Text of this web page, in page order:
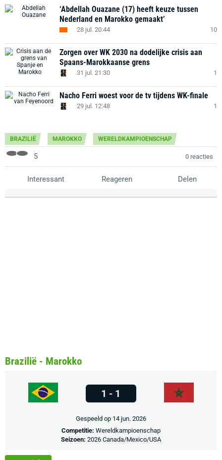
‘Abdellah Ouazane (17) heeft keuze tussen
Nederland en Marokko gemaakt’
28 jul. 20:44 10
Zorgen over WK 2030 na dodelijke crisis aan
Spaans-Marokkaanse grens
31 jul. 21:30 1
Nacho Ferri woest voor de tv tijdens WK-finale
29 jul. 12:48 1
BRAZILIË MAROKKO WERELDKAMPIOENSCHAP
5 0 reacties
Interessant Reageren Delen
Brazilië - Marokko
1 - 1
Gespeeld op 14 jun. 2026
Competitie: Wereldkampioenschap
Seizoen: 2026 Canada/Mexico/USA